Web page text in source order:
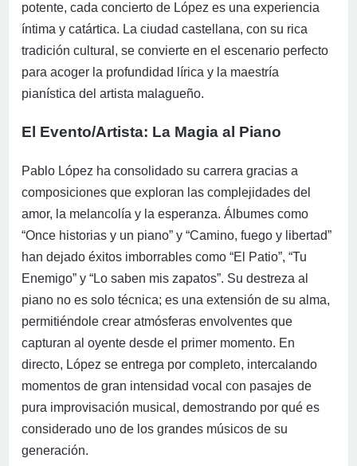
potente, cada concierto de López es una experiencia
íntima y catártica. La ciudad castellana, con su rica
tradición cultural, se convierte en el escenario perfecto
para acoger la profundidad lírica y la maestría
pianística del artista malagueño.
El Evento/Artista: La Magia al Piano
Pablo López ha consolidado su carrera gracias a
composiciones que exploran las complejidades del
amor, la melancolía y la esperanza. Álbumes como
“Once historias y un piano” y “Camino, fuego y libertad”
han dejado éxitos imborrables como “El Patio”, “Tu
Enemigo” y “Lo saben mis zapatos”. Su destreza al
piano no es solo técnica; es una extensión de su alma,
permitiéndole crear atmósferas envolventes que
capturan al oyente desde el primer momento. En
directo, López se entrega por completo, intercalando
momentos de gran intensidad vocal con pasajes de
pura improvisación musical, demostrando por qué es
considerado uno de los grandes músicos de su
generación.